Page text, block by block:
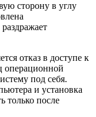
сторону в углу
отказ в доступе к
операционной
под себя.
и установка
только после